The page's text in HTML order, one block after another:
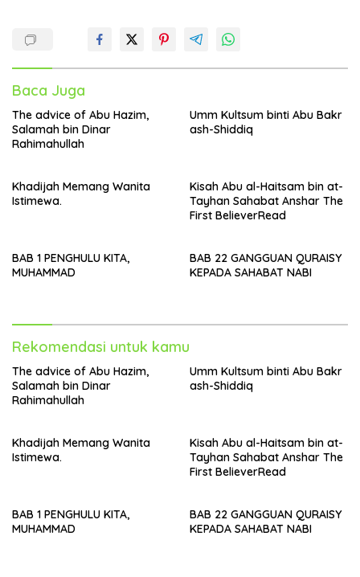
Baca Juga
The advice of Abu Hazim,
Salamah bin Dinar
Rahimahullah
Umm Kultsum binti Abu Bakr
ash-Shiddiq
Khadijah Memang Wanita
Istimewa.
Kisah Abu al-Haitsam bin at-
Tayhan Sahabat Anshar The
First BelieverRead
BAB 1 PENGHULU KITA,
MUHAMMAD
BAB 22 GANGGUAN QURAISY
KEPADA SAHABAT NABI
Rekomendasi untuk kamu
The advice of Abu Hazim,
Salamah bin Dinar
Rahimahullah
Umm Kultsum binti Abu Bakr
ash-Shiddiq
Khadijah Memang Wanita
Istimewa.
Kisah Abu al-Haitsam bin at-
Tayhan Sahabat Anshar The
First BelieverRead
BAB 1 PENGHULU KITA,
MUHAMMAD
BAB 22 GANGGUAN QURAISY
KEPADA SAHABAT NABI